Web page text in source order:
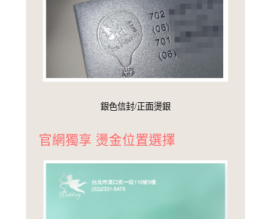
銀色信封/正面燙銀
官網獨享 燙金位置選擇